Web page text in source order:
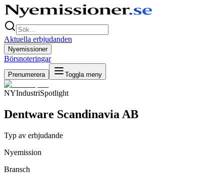
Aktuella erbjudanden
Nyemissioner
Börsnoteringar
Prenumerera Toggla meny
NYIndustriSpotlight
Dentware Scandinavia AB
Typ av erbjudande
Nyemission
Bransch